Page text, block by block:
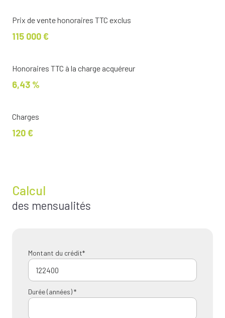
Prix de vente honoraires TTC exclus
115 000 €
Honoraires TTC à la charge acquéreur
6,43 %
Charges
120 €
Calcul
des mensualités
Montant du crédit*
Durée (années) *